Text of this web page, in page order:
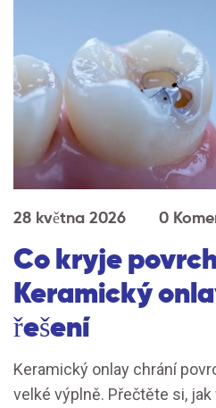
28 května 2026 0
Co kryje
Keramický
řešení
Keramický onlay chrání
velké výplně. Přečtěte si,